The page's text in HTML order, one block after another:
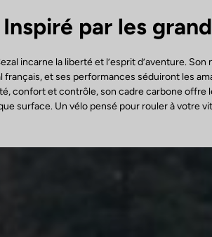
Inspiré par les
incarne la liberté et l’esprit d’aventure.
français, et ses performances séduiront les
confort et contrôle, son cadre carbone offre
surface. Un vélo pensé pour rouler à votre